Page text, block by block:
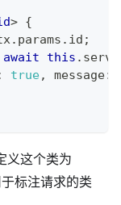
> {
. params . id ;
await this .
true, message:
义这个类为
标注请求的类